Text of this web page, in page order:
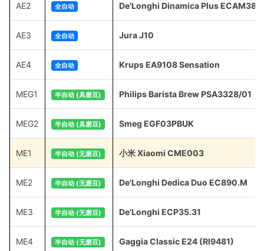
AE2 全自动 De'Longhi Dinamica Plus
AE3 全自动 Jura J10
AE4 全自动 Krups EA9108 Sensation
MEG1 半自动 (具磨豆) Philips Barista Brew PSA3328/01
MEG2 半自动 (具磨豆) Smeg EGF03PBUK
ME1 半自动 (无磨豆) 小米 Xiaomi CME003
ME2 半自动 (无磨豆) De'Longhi Dedica Duo EC890.M
ME3 半自动 (无磨豆) De'Longhi ECP35.31
ME4 半自动 (无磨豆) Gaggia Classic E24 (RI9481)